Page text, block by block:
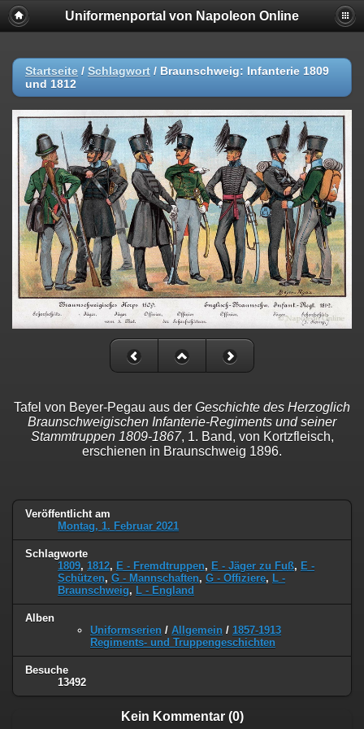
Uniformenportal von Napoleon Online
Startseite / Schlagwort / Braunschweig: Infanterie 1809
und 1812
Tafel von Beyer-Pegau aus der Geschichte des Herzoglich
Braunschweigischen Infanterie-Regiments und seiner
Stammtruppen 1809-1867, 1. Band, von Kortzfleisch,
erschienen in Braunschweig 1896.
Veröffentlicht am
Montag, 1. Februar 2021
Schlagworte
1809, 1812, E - Fremdtruppen, E - Jäger zu Fuß, E -
Schützen, G - Mannschaften, G - Offiziere, L -
Braunschweig, L - England
Alben
Uniformserien / Allgemein / 1857-1913
Regiments- und Truppengeschichten
Besuche
13492
Kein Kommentar (0)